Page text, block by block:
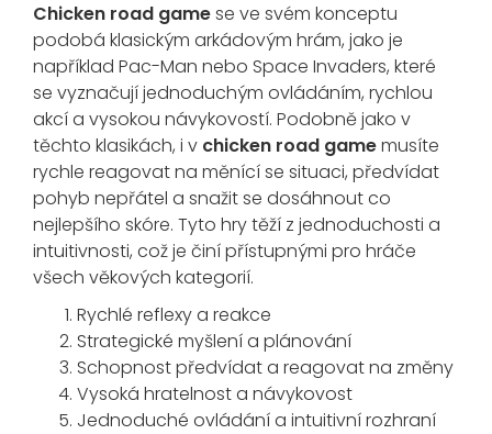
Chicken road gamese ve svém konceptu
podobá klasickým arkádovým hrám, jako je
například Pac-Man nebo Space Invaders, které
se vyznačují jednoduchým ovládáním, rychlou
akcí a vysokou návykovostí. Podobně jako v
těchto klasikách, i v chicken road gamemusíte
rychle reagovat na měnící se situaci, předvídat
pohyb nepřátel a snažit se dosáhnout co
nejlepšího skóre. Tyto hry těží z jednoduchosti a
intuitivnosti, což je činí přístupnými pro hráče
všech věkových kategorií.
Rychlé reflexy a reakce
Strategické myšlení a plánování
Schopnost předvídat a reagovat na změny
Vysoká hratelnost a návykovost
Jednoduché ovládání a intuitivní rozhraní